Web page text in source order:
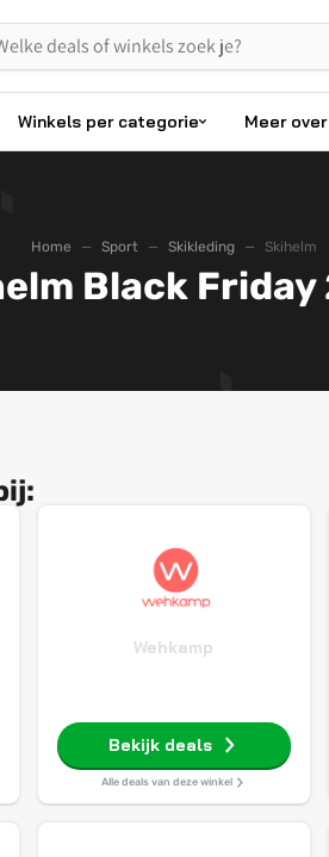
Winkels per categorie Meer
Home Sport Skikleding Skihelm
Black
Wehkamp
Bekijk deals
Alle deals van deze winkel